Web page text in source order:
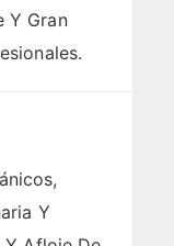
Y Gran
Y